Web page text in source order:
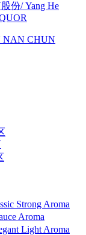
份/ Yang He
CHUN
Strong Aroma
Aroma
Light Aroma